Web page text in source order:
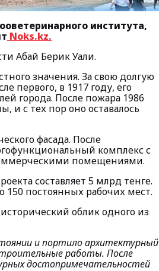
института,
Noks.kz.
Абай Берик Уали.
значения. За свою долгую
первого, в 1917 году, его
города. После пожара 1986
и с тех пор оно оставалось
фасада. После
комплекс с
помещениями.
составляет 5 млрд тенге.
150 постоянных рабочих мест.
облик одного из
и портило архитектурный
работы. После
достопримечательностей